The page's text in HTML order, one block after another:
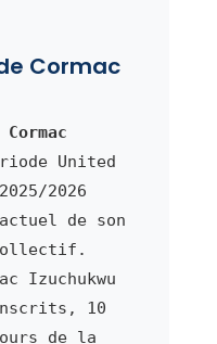
Cormac
Cormac
United
2026
de son
Izuchukwu
10
de la